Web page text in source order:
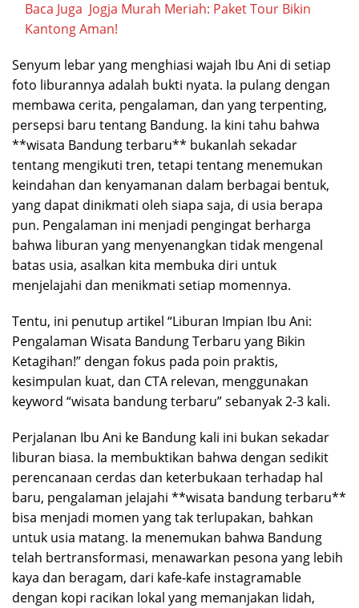
Baca Juga Jogja Murah Meriah: Paket Tour Bikin
Kantong Aman!
Senyum lebar yang menghiasi wajah Ibu Ani di setiap
foto liburannya adalah bukti nyata. Ia pulang dengan
membawa cerita, pengalaman, dan yang terpenting,
persepsi baru tentang Bandung. Ia kini tahu bahwa
**wisata Bandung terbaru** bukanlah sekadar
tentang mengikuti tren, tetapi tentang menemukan
keindahan dan kenyamanan dalam berbagai bentuk,
yang dapat dinikmati oleh siapa saja, di usia berapa
pun. Pengalaman ini menjadi pengingat berharga
bahwa liburan yang menyenangkan tidak mengenal
batas usia, asalkan kita membuka diri untuk
menjelajahi dan menikmati setiap momennya.
Tentu, ini penutup artikel “Liburan Impian Ibu Ani:
Pengalaman Wisata Bandung Terbaru yang Bikin
Ketagihan!” dengan fokus pada poin praktis,
kesimpulan kuat, dan CTA relevan, menggunakan
keyword “wisata bandung terbaru” sebanyak 2-3 kali.
Perjalanan Ibu Ani ke Bandung kali ini bukan sekadar
liburan biasa. Ia membuktikan bahwa dengan sedikit
perencanaan cerdas dan keterbukaan terhadap hal
baru, pengalaman jelajahi **wisata bandung terbaru**
bisa menjadi momen yang tak terlupakan, bahkan
untuk usia matang. Ia menemukan bahwa Bandung
telah bertransformasi, menawarkan pesona yang lebih
kaya dan beragam, dari kafe-kafe instagramable
dengan kopi racikan lokal yang memanjakan lidah,